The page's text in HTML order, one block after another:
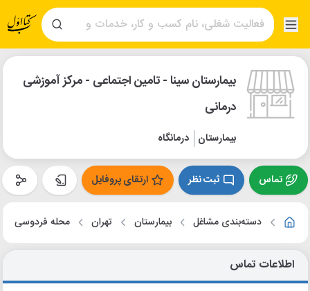
بیمارستان سینا - تامین اجتماعی - مرکز آموزشی
درمانی
بیمارستان درمانگاه
تماس ثبت نظر ارتقای پروفایل
دسته‌بندی مشاغل بیمارستان تهران محله فردوسی
اطلاعات تماس